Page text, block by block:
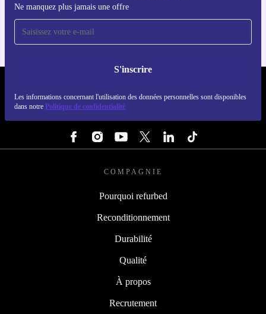
Ne manquez plus jamais une offre
S'inscrire
Les informations concernant l'utilisation des données personnelles sont disponibles
dans notre Politique de confidentialité
Pour iOS et Android
COMPAGNIE
Pourquoi refurbed
Reconditionnement
Durabilité
Qualité
À propos
Recrutement